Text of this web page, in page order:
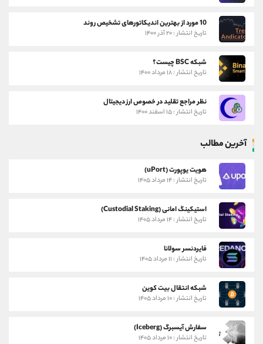
10 مورد از بهترین اندیکاتورهای تشخیص روند
تاریخ انتشار : ۲۰ آذر ۱۴۰۰
شبکه BSC چیست؟
تاریخ انتشار : ۱۸ مرداد ۱۴۰۰
نظر مراجع تقلید در خصوص ارز دیجیتال
تاریخ انتشار : ۱۵ اسفند ۱۴۰۰
آخرین مطالب
هویت یوپورت (uPort)
تاریخ انتشار : ۱۴ مرداد ۱۴۰۵
استیکینگ امانی (Custodial Staking)
تاریخ انتشار : ۱۴ مرداد ۱۴۰۵
فایردنسر سولانا
تاریخ انتشار : ۱۱ مرداد ۱۴۰۵
شبکه انتقال بیت کوین
تاریخ انتشار : ۱۰ مرداد ۱۴۰۵
سفارش آیسبرگ (Iceberg)
تاریخ انتشار : ۱۰ مرداد ۱۴۰۵